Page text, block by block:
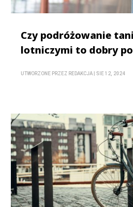
Czy podróżowanie
lotniczymi to dobry
UTWORZONE PRZEZ REDAKCJA SIE 12, 2024